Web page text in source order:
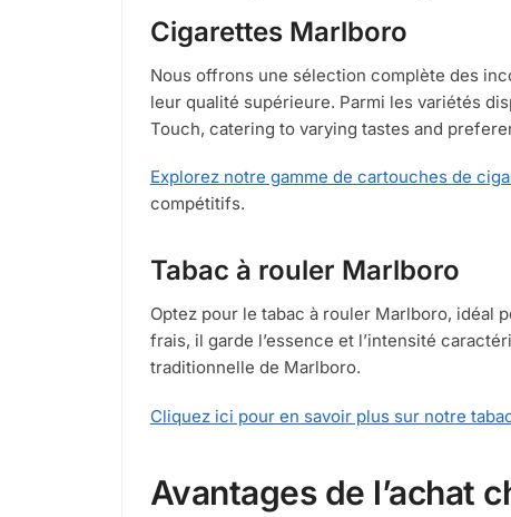
Cigarettes Marlboro
Nous offrons une sélection complète des
leur qualité supérieure. Parmi les variétés
Touch, catering to varying tastes and
Explorez notre gamme de cartouches de
compétitifs.
Tabac à rouler Marlboro
Optez pour le tabac à rouler Marlboro, idéal
frais, il garde l’essence et l’intensité
traditionnelle de Marlboro.
Cliquez ici pour en savoir plus sur notre
Avantages de l’achat